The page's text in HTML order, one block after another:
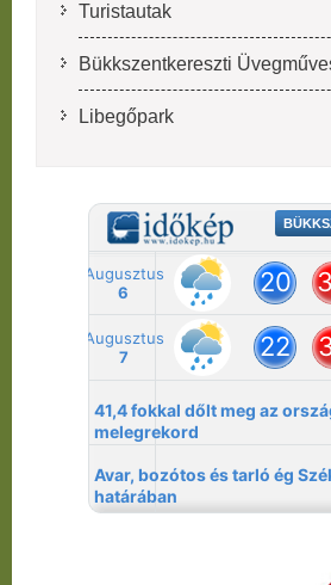
Turistautak
Bükkszentkereszti
Libegőpark